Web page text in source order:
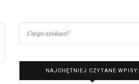
NAJCHĘTNIEJ CZYTANE WPISY: